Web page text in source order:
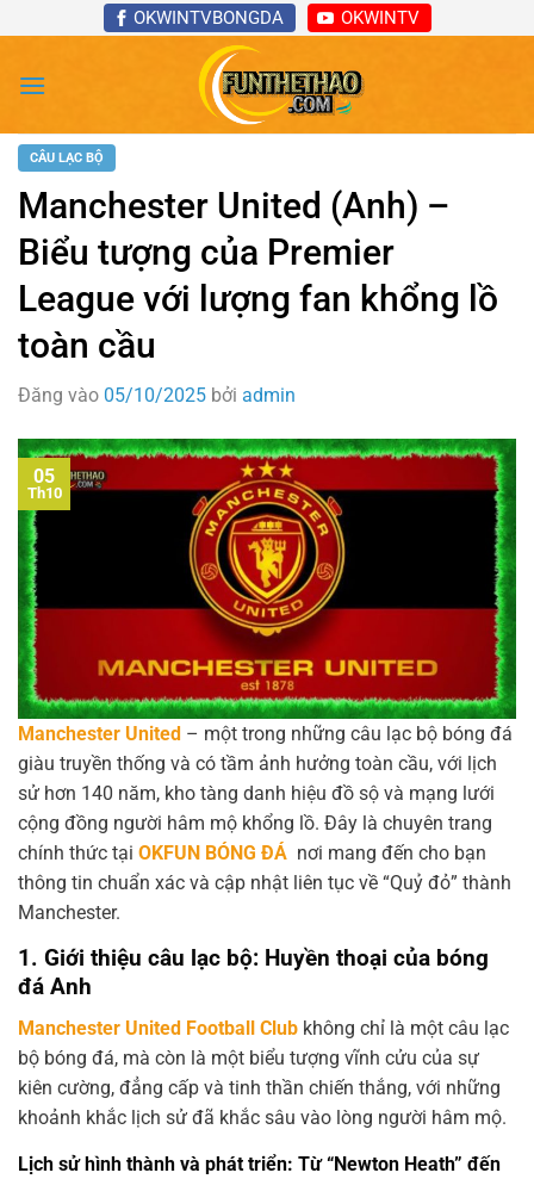
nội
OKWINTVBONGDA OKWINTV
CÂU LẠC BỘ
Manchester United (Anh) –
Biểu tượng của Premier
League với lượng fan khổng lồ
toàn cầu
Đăng vào 05/10/2025 bởi admin
05
Th10
Manchester United – một trong những câu lạc bộ bóng đá
giàu truyền thống và có tầm ảnh hưởng toàn cầu, với lịch
sử hơn 140 năm, kho tàng danh hiệu đồ sộ và mạng lưới
cộng đồng người hâm mộ khổng lồ. Đây là chuyên trang
chính thức tại OKFUN BÓNG ĐÁ nơi mang đến cho bạn
thông tin chuẩn xác và cập nhật liên tục về “Quỷ đỏ” thành
Manchester.
1. Giới thiệu câu lạc bộ: Huyền thoại của bóng
đá Anh
Manchester United Football Club không chỉ là một câu lạc
bộ bóng đá, mà còn là một biểu tượng vĩnh cửu của sự
kiên cường, đẳng cấp và tinh thần chiến thắng, với những
khoảnh khắc lịch sử đã khắc sâu vào lòng người hâm mộ.
Lịch sử hình thành và phát triển: Từ “Newton Heath” đến